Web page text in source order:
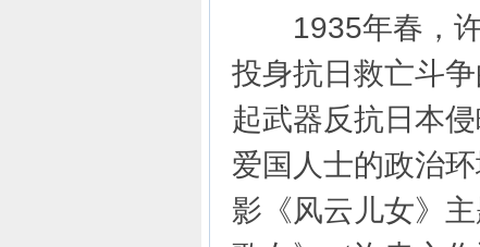
1935年春，许
投身抗日救亡斗
起武器反抗日本
爱国人士的政治
影《风云儿女》